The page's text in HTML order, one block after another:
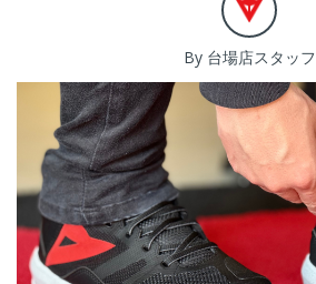
By 台場店スタッフ